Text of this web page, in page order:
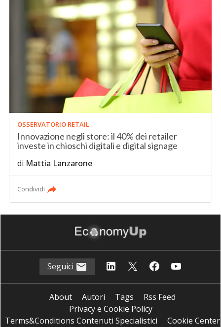
OSSERVATORIO RETAIL
Innovazione negli store: il 40% dei retailer
investe in chioschi digitali e digital signage
di Mattia Lanzarone
Condividi
Seguici
About Autori Tags
Rss Feed
Privacy e Cookie Policy
Terms&Conditions Contenuti Specialistici
Cookie Center